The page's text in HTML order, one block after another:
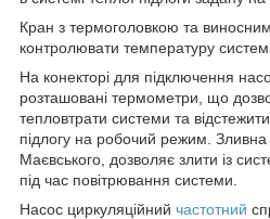
Кран з термоголовкою та
контролювати температуру
На конекторі для підключення
розташовані термометри, що
тепловтрати системи та
підлогу на робочий режим.
Маєвського, дозволяє злити із
під час повітрювання системи.
Насос циркуляційний частотний